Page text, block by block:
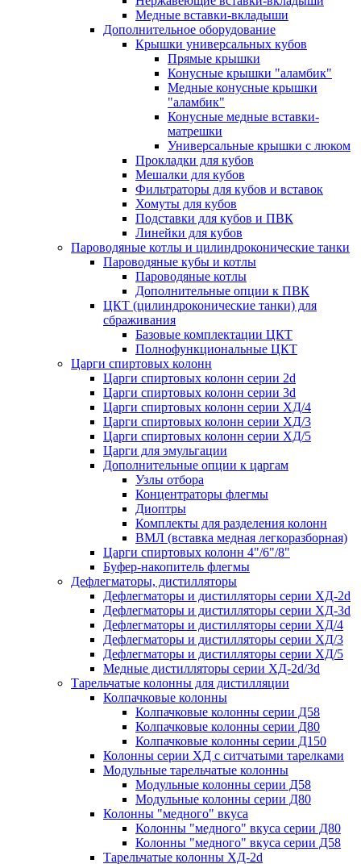
Медные вставки-вкладыши
Дополнительное оборудование
Крышки универсальных кубов
Прямые крышки
Конусные крышки "аламбик"
Медные конусные крышки
"аламбик"
Конусные медные вставки-
матрешки
Универсальные крышки с люком
Прокладки для кубов
Мешалки для кубов
Фильтраторы для кубов и вставок
Хомуты для кубов
Подставки для кубов и ПВК
Линейки для кубов
Пароводяные котлы и цилиндроконические танки
Пароводяные кубы и котлы
Пароводяные котлы
Дополнительные опции к ПВК
ЦКТ (цилиндроконические танки) для
сбраживания
Базовые комплектации ЦКТ
Полнофункциональные ЦКТ
Царги спиртовых колонн
Царги спиртовых колонн серии 2d
Царги спиртовых колонн серии 3d
Царги спиртовых колонн серии ХД/4
Царги спиртовых колонн серии ХД/3
Царги спиртовых колонн серии ХД/5
Царги для эмульгации
Дополнительные опции к царгам
Узлы отбора
Концентраторы флегмы
Диоптры
Комплекты для разделения колонн
ВМЛ (вставка медная легкоразборная)
Царги спиртовых колонн 4"/6"/8"
Буфер-накопитель флегмы
Дефлегматоры, дистилляторы
Дефлегматоры и дистилляторы серии ХД-2d
Дефлегматоры и дистилляторы серии ХД-3d
Дефлегматоры и дистилляторы серии ХД/4
Дефлегматоры и дистилляторы серии ХД/3
Дефлегматоры и дистилляторы серии ХД/5
Медные дистилляторы серии ХД-2d/3d
Тарельчатые колонны для дистилляции
Колпачковые колонны
Колпачковые колонны серии Д58
Колпачковые колонны серии Д80
Колпачковые колонны серии Д150
Колонны серии ХД с ситчатыми тарелками
Модульные тарельчатые колонны
Модульные колонны серии Д58
Модульные колонны серии Д80
Колонны "медного" вкуса
Колонны "медного" вкуса серии Д80
Колонны "медного" вкуса серии Д58
Тарельчатые колонны ХД-2d